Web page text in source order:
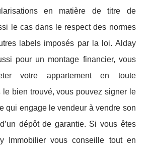
en matière de titre de
le cas dans le respect des normes
labels imposés par la loi. Alday
pour un montage financier, vous
votre appartement en toute
le bien trouvé, vous pouvez signer le
qui engage le vendeur à vendre son
dépôt de garantie. Si vous êtes
Immobilier vous conseille tout en